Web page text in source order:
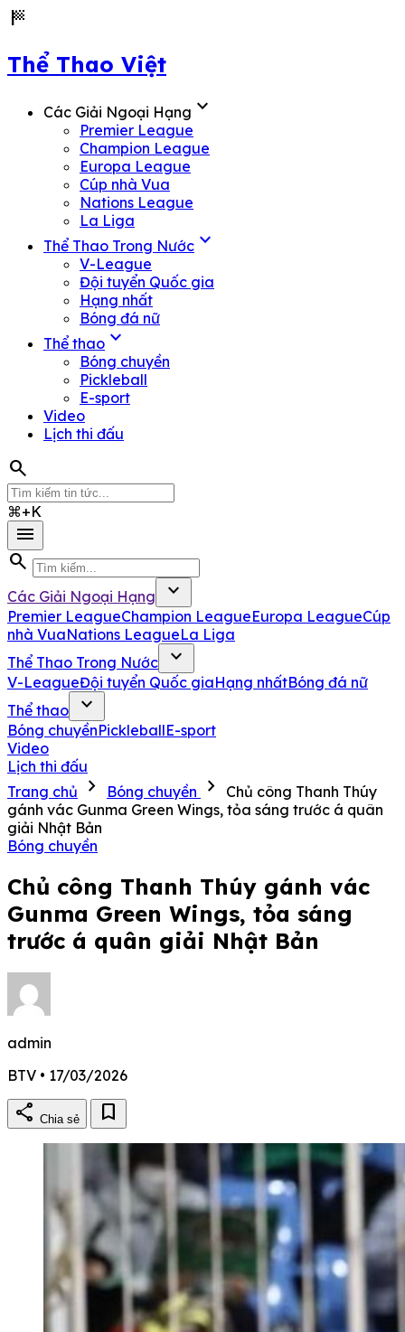
sports_score
Thể Thao Việt
Các Giải Ngoại Hạng expand_more
Premier League
Champion League
Europa League
Cúp nhà Vua
Nations League
La Liga
Thể Thao Trong Nước expand_more
V-League
Đội tuyển Quốc gia
Hạng nhất
Bóng đá nữ
Thể thao expand_more
Bóng chuyền
Pickleball
E-sport
Video
Lịch thi đấu
search
⌘+K
menu
search
Các Giải Ngoại Hạng expand_more
Premier LeagueChampion LeagueEuropa LeagueCúp
nhà VuaNations LeagueLa Liga
Thể Thao Trong Nước
expand_more
V-LeagueĐội tuyển Quốc giaHạng nhấtBóng đá nữ
Thể thao
expand_more
Bóng chuyềnPickleballE-sport
Video
Lịch thi đấu
Trang chủ
chevron_right Bóng chuyền chevron_right
Chủ công Thanh Thúy
gánh vác Gunma Green Wings, tỏa sáng trước á quân
giải Nhật Bản
Bóng chuyền
Chủ công Thanh Thúy gánh vác
Gunma Green Wings, tỏa sáng
trước á quân giải Nhật Bản
admin
BTV • 17/03/2026
share Chia sẻ bookmark